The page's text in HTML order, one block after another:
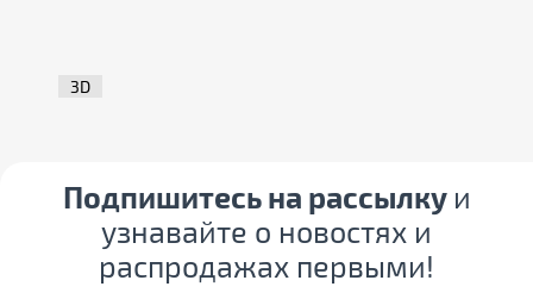
3D
Подпишитесь на рассылку и
узнавайте о новостях и
распродажах первыми!